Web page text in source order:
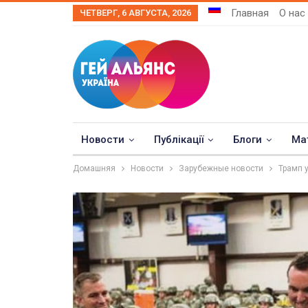
ЧЕТВЕРГ, 6 АВГУСТА, 2026 Главная О нас
Новости Публікації Блоги
Домашняя Новости Зарубежные новости Трамп